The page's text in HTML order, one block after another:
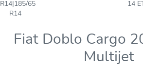
R14|185/65
R14
14
Fiat Doblo Cargo
Multijet